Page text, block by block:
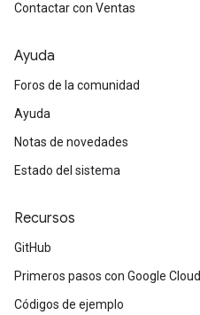
Contactar con Ventas
Ayuda
Foros de la comunidad
Ayuda
Notas de novedades
Estado del sistema
Recursos
GitHub
Primeros pasos con Google Cloud
Códigos de ejemplo